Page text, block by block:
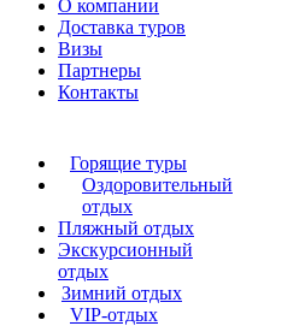
О компании
Доставка туров
Визы
Партнеры
Контакты
Горящие туры
Оздоровительный
отдых
Пляжный отдых
Экскурсионный
отдых
Зимний отдых
VIP-отдых